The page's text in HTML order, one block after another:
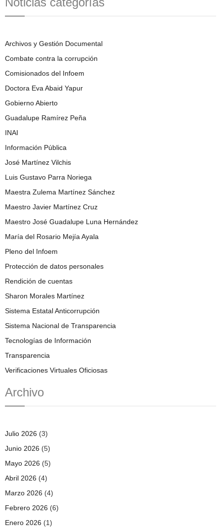
Archivos y Gestión Documental
Combate contra la corrupción
Comisionados del Infoem
Doctora Eva Abaid Yapur
Gobierno Abierto
Guadalupe Ramírez Peña
INAI
Información Pública
José Martínez Vilchis
Luis Gustavo Parra Noriega
Maestra Zulema Martínez Sánchez
Maestro Javier Martínez Cruz
Maestro José Guadalupe Luna Hernández
María del Rosario Mejía Ayala
Pleno del Infoem
Protección de datos personales
Rendición de cuentas
Sharon Morales Martínez
Sistema Estatal Anticorrupción
Sistema Nacional de Transparencia
Tecnologías de Información
Transparencia
Verificaciones Virtuales Oficiosas
Archivo
Julio 2026 (3)
Junio 2026 (5)
Mayo 2026 (5)
Abril 2026 (4)
Marzo 2026 (4)
Febrero 2026 (6)
Enero 2026 (1)